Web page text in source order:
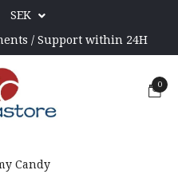
SEK
/ Support within 24H
0
Candy